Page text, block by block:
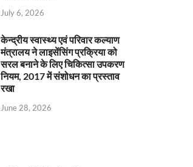
July 6, 2026
केन्‍द्रीय स्वास्थ्य एवं परिवार कल्याण
मंत्रालय ने लाइसेंसिंग प्रक्रिया को
सरल बनाने के लिए चिकित्सा उपकरण
नियम, 2017 में संशोधन का प्रस्ताव
रखा
June 28, 2026